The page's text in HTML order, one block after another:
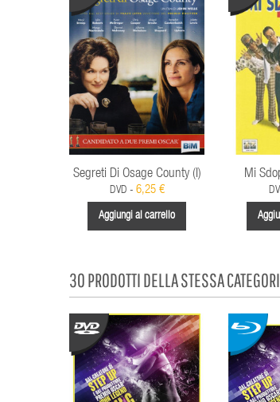
Segreti Di Osage County (I)
DVD - 6,25 €
Aggiungi al carrello
Mi
30 PRODOTTI DELLA STESSA